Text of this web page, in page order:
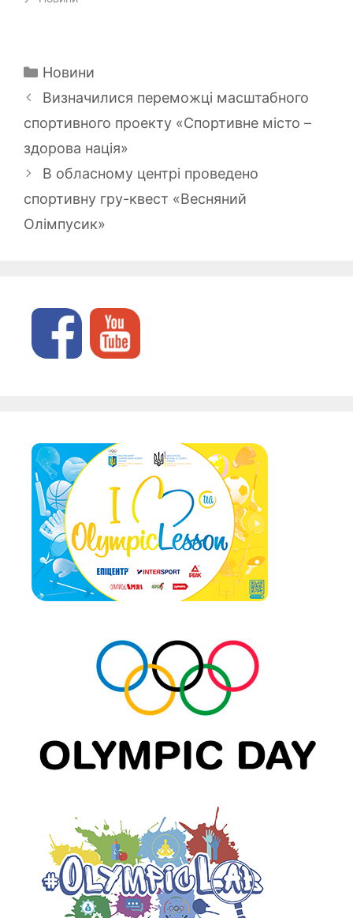
Категорії
Новини
Визначилися переможці масштабного
спортивного проекту «Спортивне мiсто –
здоровa нaцiя»
В обласному центрі проведено
спортивну гру-квест «Весняний
Олімпусик»